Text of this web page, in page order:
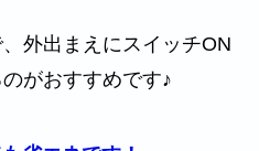
外出まえにスイッチON
がおすすめです♪